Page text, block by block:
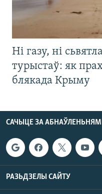
Ні газу, ні
турыстаў: як
блякада Крыму
САЧЫЦЕ ЗА АБНАЎЛЕНЬНЯМІ
РАЗЬДЗЕЛЫ САЙТУ